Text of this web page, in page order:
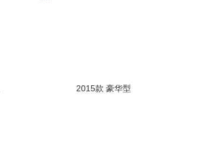
2015款 豪华型